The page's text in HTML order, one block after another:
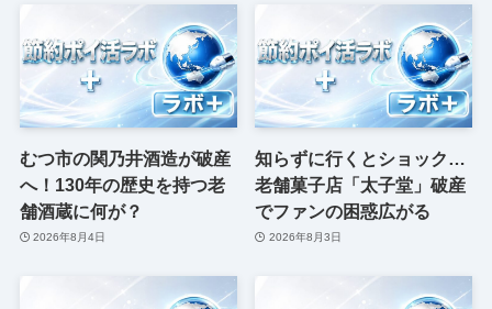
むつ市の関乃井酒造が破産
へ！130年の歴史を持つ老
舗酒蔵に何が？
2026年8月4日
知らずに行くとショック…
老舗菓子店「太子堂」破産
でファンの困惑広がる
2026年8月3日